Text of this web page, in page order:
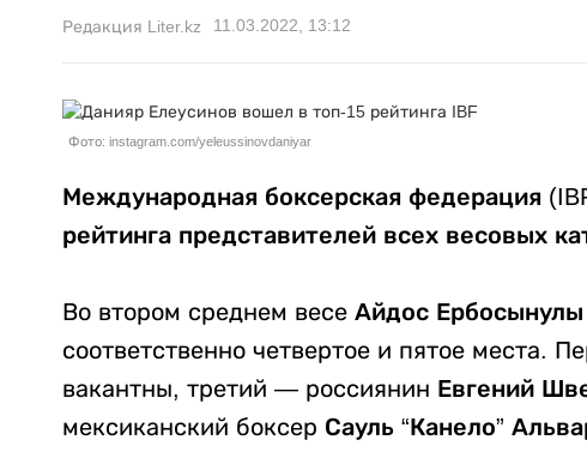
Редакция Liter.kz 11.03.2022, 13:12
Фото: instagram.com/yeleussinovdaniyar
Международная боксерская федерация
рейтинга представителей всех весовых
Во втором среднем весе Айдос Ербосынулы
соответственно четвертое и пятое места.
вакантны, третий — россиянин Евгений
мексиканский боксер Сауль “Канело”